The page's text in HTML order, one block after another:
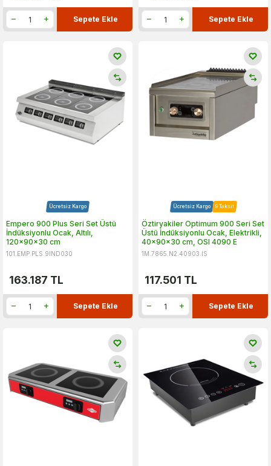
Sepete Ekle Sepete Ekle
Ücretsiz Kargo
Empero 900 Plus Seri Set Üstü
İndüksiyonlu Ocak, Altılı,
120x90x30 cm
101.EMP.PLS.9IND030
163.187 TL
Sepete Ekle
Ücretsiz Kargo 9 Taksit
Öztiryakiler Optimum 900 Seri Set
Üstü İndüksiyonlu Ocak, Elektrikli,
40x90x30 cm, OSI 4090 E
1M.7865.N2.40903.IS
117.501 TL
Sepete Ekle